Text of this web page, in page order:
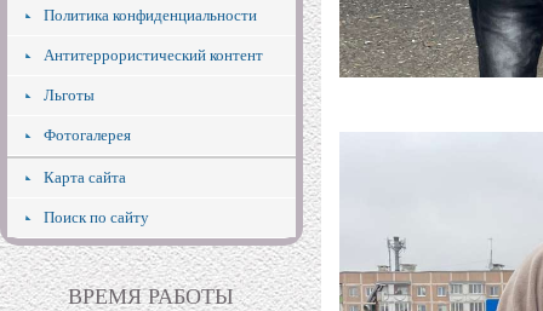
Политика конфиденциальности
Антитеррористический контент
Льготы
Фотогалерея
Карта сайта
Поиск по сайту
ВРЕМЯ РАБОТЫ